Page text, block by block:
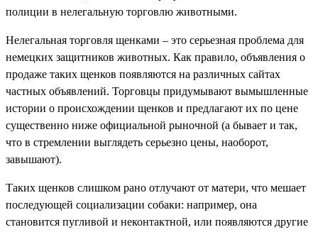
полиции в нелегальную торговлю животными.
Нелегальная торговля щенками – это серьезная проблема для
немецких защитников животных. Как правило, объявления о
продаже таких щенков появляются на различных сайтах
частных объявлений. Торговцы придумывают вымышленные
истории о происхождении щенков и предлагают их по цене
существенно ниже официальной рыночной (а бывает и так,
что в стремлении выглядеть серьезно цены, наоборот,
завышают).
Таких щенков слишком рано отлучают от матери, что мешает
последующей социализации собаки: например, она
становится пугливой и неконтактной, или появляются другие